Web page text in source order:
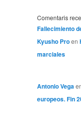
Comentaris
Fallecimiento
Kyusho Proen
marciales
Antonio Vega
europeos. Fin